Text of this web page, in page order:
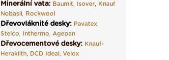
Minerální vata: Baumit, Isover, Knauf
Nobasil, Rockwool
Dřevovláknité desky: Pavatex,
Steico, Inthermo, Agepan
Dřevocementové desky: Knauf-
Heraklith, DCD Ideal, Velox